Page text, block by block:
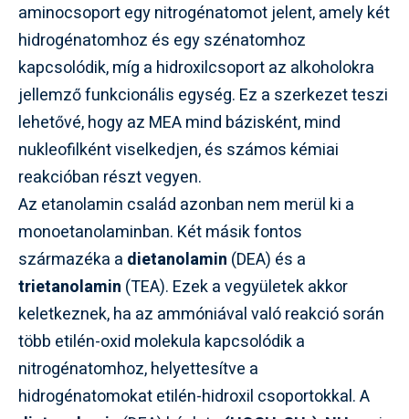
aminocsoport egy nitrogénatomot jelent, amely két
hidrogénatomhoz és egy szénatomhoz
kapcsolódik, míg a hidroxilcsoport az alkoholokra
jellemző funkcionális egység. Ez a szerkezet teszi
lehetővé, hogy az MEA mind bázisként, mind
nukleofilként viselkedjen, és számos kémiai
reakcióban részt vegyen.
Az etanolamin család azonban nem merül ki a
monoetanolaminban. Két másik fontos
származéka a dietanolamin (DEA) és a
trietanolamin (TEA). Ezek a vegyületek akkor
keletkeznek, ha az ammóniával való reakció során
több etilén-oxid molekula kapcsolódik a
nitrogénatomhoz, helyettesítve a
hidrogénatomokat etilén-hidroxil csoportokkal. A